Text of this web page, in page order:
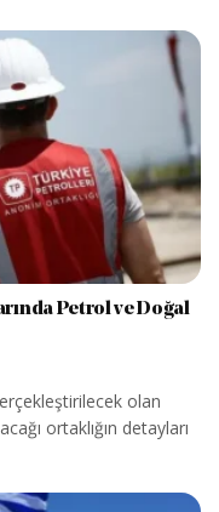
Petrol ve Doğal
olan
ortaklığın detayları